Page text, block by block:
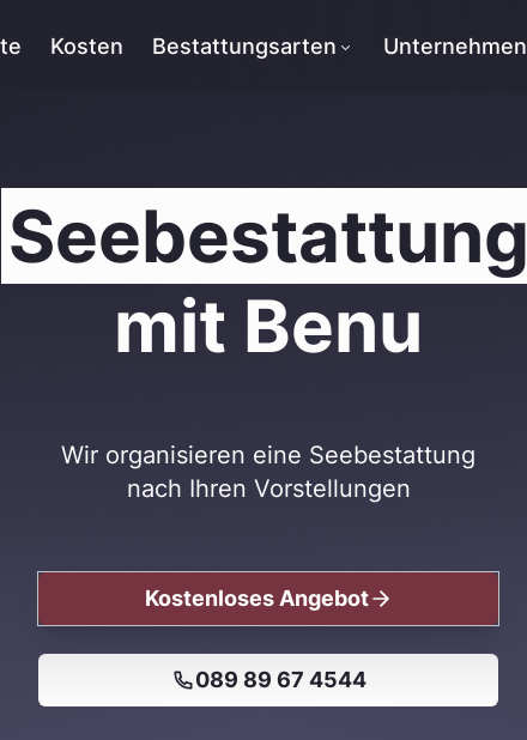
Kosten Bestattungsarten Unternehmen
Seebestattung
mit Benu
Wir organisieren eine Seebestattung
nach Ihren Vorstellungen
Kostenloses Angebot
089 89 67 4544